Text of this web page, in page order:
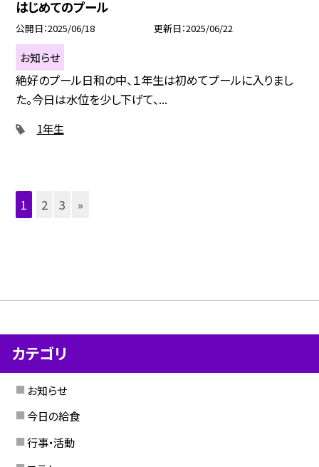
はじめてのプール
公開日 2025/06/18 更新日 2025/06/22
お知らせ
絶好のプール日和の中、１年生は初めてプールに入りまし
た。今日は水位を少し下げて、...
1年生
1 2 3 »
カテゴリ
お知らせ
今日の給食
行事・活動